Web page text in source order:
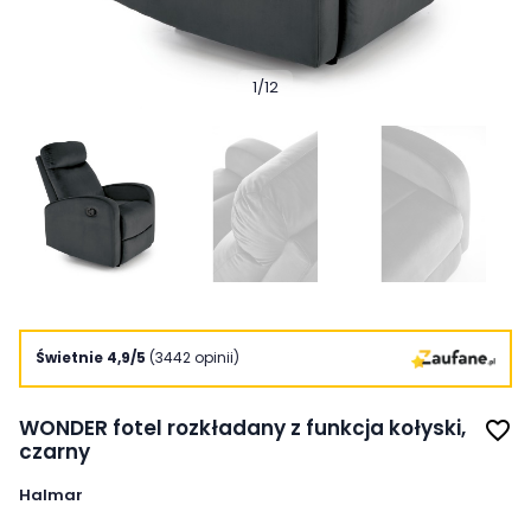
1/12
Świetnie 4,9/5 (3442 opinii)
WONDER fotel rozkładany z funkcja kołyski,
czarny
favorite_border
Halmar